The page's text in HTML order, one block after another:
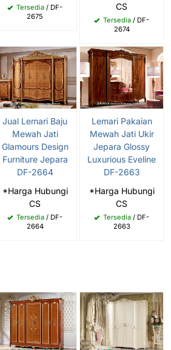
Tersedia / DF-
2675
CS
Tersedia / DF-
2674
Jual Lemari Baju
Mewah Jati
Glamours Design
Furniture Jepara
DF-2664
*Harga Hubungi
CS
Tersedia / DF-
2664
Lemari Pakaian
Mewah Jati Ukir
Jepara Glossy
Luxurious Eveline
DF-2663
*Harga Hubungi
CS
Tersedia / DF-
2663